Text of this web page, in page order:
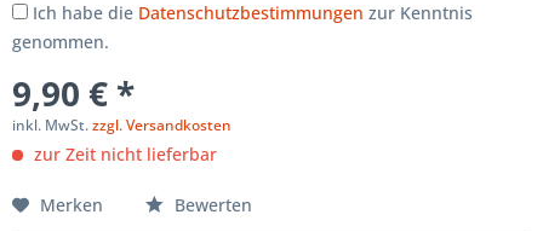
Ich habe die Datenschutzbestimmungen zur Kenntnis
genommen.
9,90 € *
inkl. MwSt.zzgl. Versandkosten
zur Zeit nicht lieferbar
Merken Bewerten